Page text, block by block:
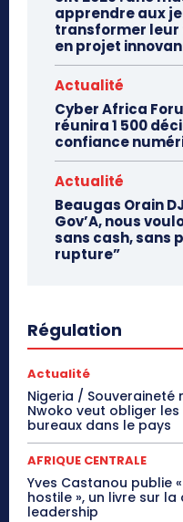
apprendre aux
transformer
en projet
Actualité
Cyber Africa
réunira 1 500
confiance
Actualité
Beaugas Orain
Gov’A, nous
sans cash, sans
rupture”
Régulation
Actualité
Nigeria / Souveraineté
Nwoko veut obliger
bureaux dans le pays
AFRIQUE CENTRALE
Yves Castanou publie
hostile », un livre sur
leadership